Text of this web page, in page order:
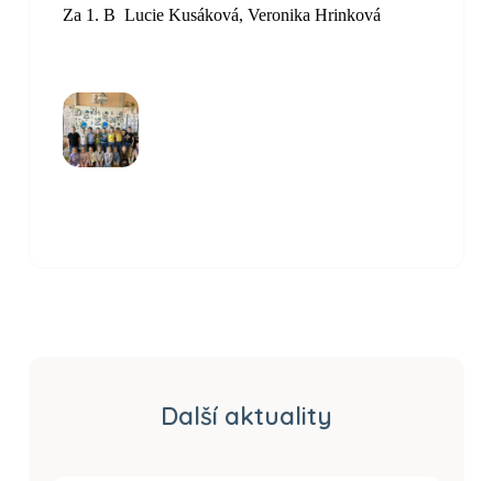
Za 1. B Lucie Kusáková, Veronika Hrinková
Další aktuality